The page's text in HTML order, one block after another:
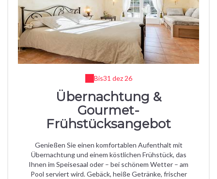
Bis31 dez 26
Übernachtung &
Gourmet-
Frühstücksangebot
Genießen Sie einen komfortablen Aufenthalt mit
Übernachtung und einem köstlichen Frühstück, das
Ihnen im Speisesaal oder – bei schönem Wetter – am
Pool serviert wird. Gebäck, heiße Getränke, frischer